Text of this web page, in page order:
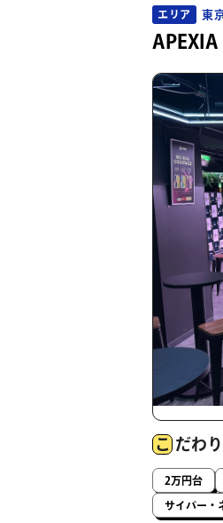
エリア 東
APEXIA
こ だわり
2万円台
サイバー・